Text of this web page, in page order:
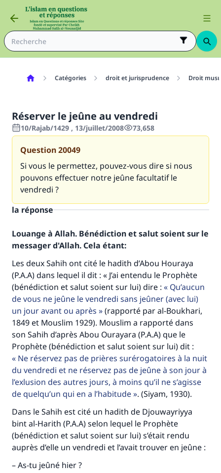
Catégories droit et jurisprudence Droit
Réserver le jeûne au vendredi
10/Rajab/1429 , 13/juillet/2008 73,658
Question20049
Si vous le permettez, pouvez-vous dire si nous
pouvons effectuer notre jeûne facultatif le
vendredi ?
la réponse
Louange à Allah. Bénédiction et salut soient sur le
messager d'Allah. Cela étant:
Les deux Sahih ont cité le hadith d’Abou Houraya
(P.A.A) dans lequel il dit : « J’ai entendu le Prophète
(bénédiction et salut soient sur lui) dire :
Qu’aucun
de vous ne jeûne le vendredi sans jeûner (avec lui)
un jour avant ou après
(rapporté par al-Boukhari,
1849 et Mouslim 1929). Mouslim a rapporté dans
son Sahih d’après Abou Ourayara (P.A.A) que le
Prophète (bénédiction et salut soient sur lui) dit :
Ne réservez pas de prières surérogatoires à la nuit
du vendredi et ne réservez pas de jeûne à son jour à
l’exlusion des autres jours, à moins qu’il ne s’agisse
de quelqu’un qui en a l’habitude . (Siyam, 1930).
Dans le Sahih est cité un hadith de Djouwayriyya
bint al-Harith (P.A.A) selon lequel le Prophète
(bénédiction et salut soient sur lui) s’était rendu
auprès d’elle un vendredi et l’avait trouver en jeûne :
– As-tu jeûné hier ?